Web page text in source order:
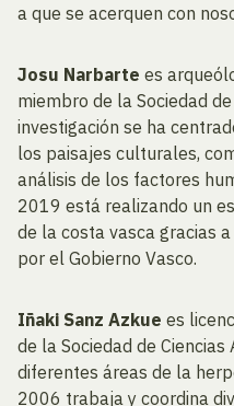
a que se acerquen con
Josu Narbarte es
miembro de la Sociedad
investigación se ha
los paisajes culturales,
análisis de los factores
2019 está realizando un
de la costa vasca gracias
por el Gobierno Vasco.
Iñaki Sanz Azkue es
de la Sociedad de
diferentes áreas de la
2006 trabaja y coordina